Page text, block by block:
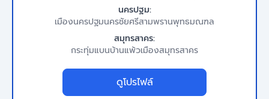
นครปฐม:
เมืองนครปฐมนครชัยศรีสามพรานพุทธมณฑล
สมุทรสาคร:
กระทุ่มแบนบ้านแพ้วเมืองสมุทรสาคร
ดูโปรไฟล์